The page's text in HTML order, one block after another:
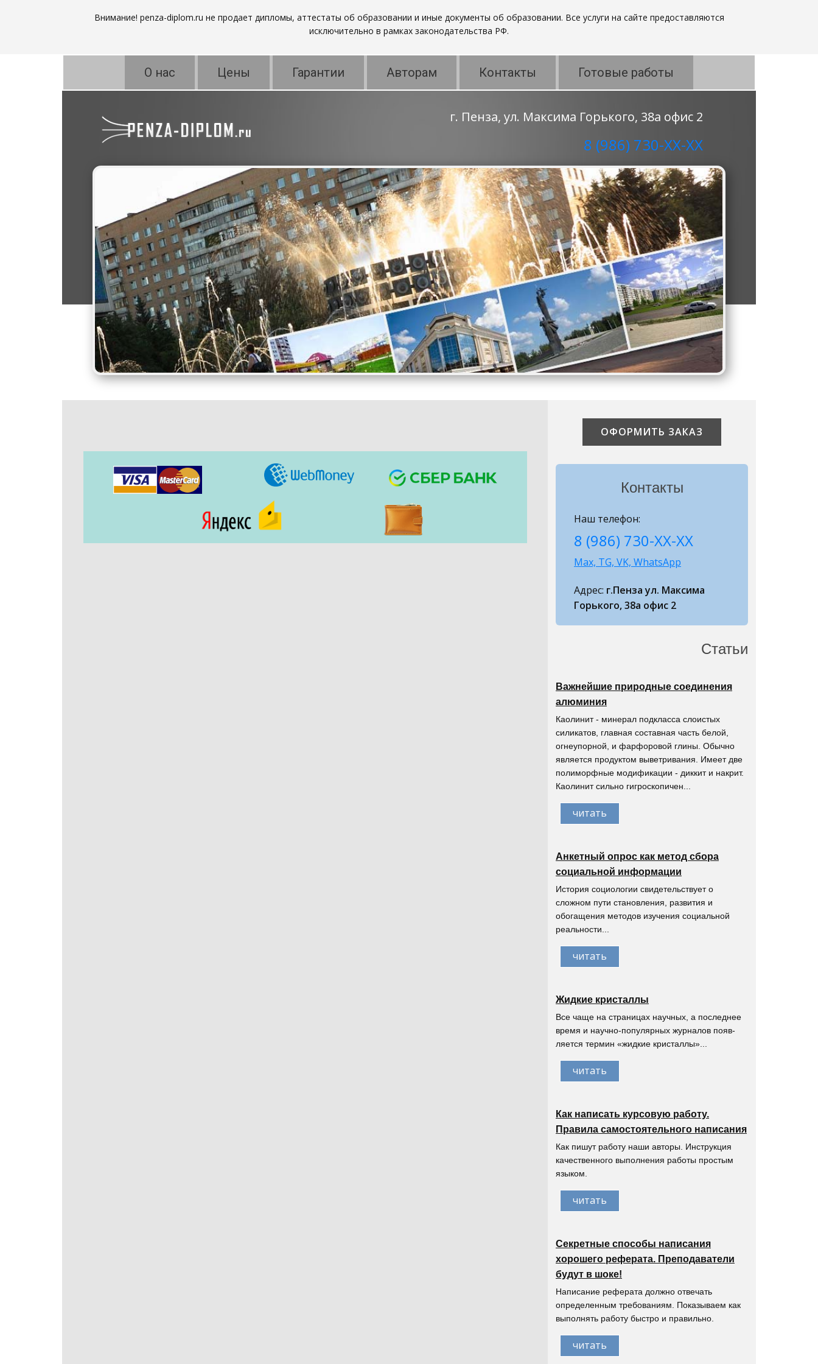
Внимание! penza-diplom.ru не продает дипломы, аттестаты об образовании и иные документы об образовании. Все услуги на сайте предоставляются
исключительно в рамках законодательства РФ.
О нас Цены Гарантии Авторам Контакты Готовые работы
г. Пенза, ул. Максима Горького, 38а офис 2
8 (986) 730-ХХ-ХХ
ОФОРМИТЬ ЗАКАЗ
Контакты
Наш телефон:
8 (986) 730-ХХ-ХХ
Max, TG, VK, WhatsApp
Адрес: г.Пенза ул. Максима
Горького, 38а офис 2
Статьи
Важнейшие природные соединения
алюминия
Каолинит - минерал подкласса слоистых
силикатов, главная составная часть белой,
огнеупорной, и фарфоровой глины. Обычно
является продуктом выветривания. Имеет две
полиморфные модификации - диккит и накрит.
Каолинит сильно гигроскопичен...
читать
Анкетный опрос как метод сбора
социальной информации
История социологии свидетельствует о
сложном пути становления, развития и
обогащения методов изучения социальной
реальности...
читать
Жидкие кристаллы
Все чаще на страницах научных, а последнее
время и научно-популярных журналов появ-
ляется термин «жидкие кристаллы»...
читать
Как написать курсовую работу.
Правила самостоятельного написания
Как пишут работу наши авторы. Инструкция
качественного выполнения работы простым
языком.
читать
Секретные способы написания
хорошего реферата. Преподаватели
будут в шоке!
Написание реферата должно отвечать
определенным требованиям. Показываем как
выполнять работу быстро и правильно.
читать